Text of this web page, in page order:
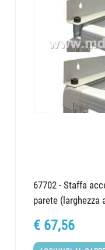
67702 - Staffa
parete (larghezza
€ 67,56